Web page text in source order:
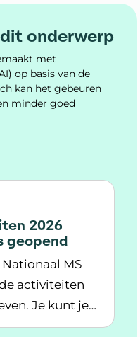
onderwerp
met
op basis van de
kan het gebeuren
minder goed
2026
geopend
MS
activiteiten
Je kunt je
activiteiten 2026